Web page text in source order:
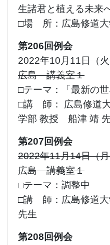
生諸君と植える未来
□場 所：広島修道大
第206回例会
2022年10月11日（
広島 講義室１
□テーマ：「最新の世
□講 師： 広島修道
学部 教授 船津 靖
第207回例会
2022年11月14日（
広島 講義室１
□テーマ：調整中
□講 師：広島修道
先生
第208回例会